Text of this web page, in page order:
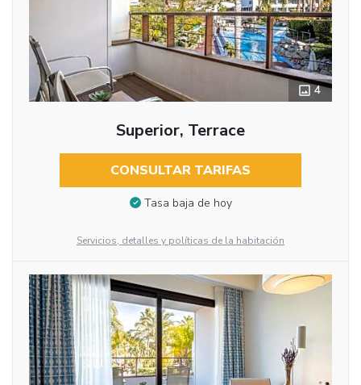
4
Superior, Terrace
CONSULTAR TARIFAS
Tasa baja de hoy
Servicios, detalles y políticas de la habitación